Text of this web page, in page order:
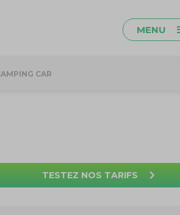
MENU
CAR
TESTEZ NOS TARIFS